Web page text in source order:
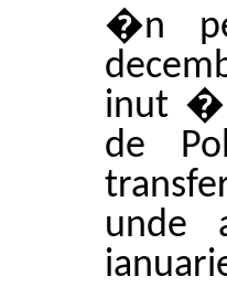
�n
inut
de
unde